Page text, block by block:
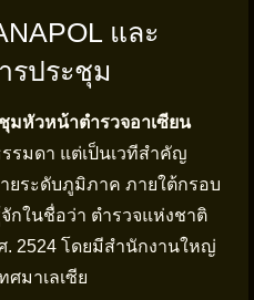
และ
รประชุม
มหัวหน้าตำรวจอาเซียน
รมดา แต่เป็นเวทีสำคัญ
ระดับภูมิภาค ภายใต้กรอบ
กในชื่อว่า ตำรวจแห่งชาติ
. 2524 โดยมีสำนักงานใหญ่
ศมาเลเซีย